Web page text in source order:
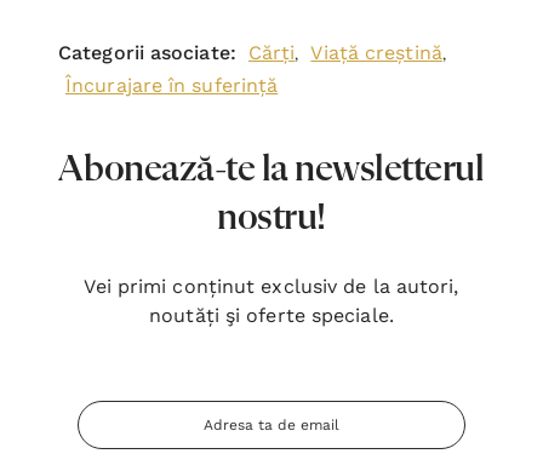
Categorii asociate: Cărți, Viață creștină,
Încurajare în suferință
Abonează-te la newsletterul
nostru!
Vei primi conținut exclusiv de la autori,
noutăți şi oferte speciale.
Adresa
Email